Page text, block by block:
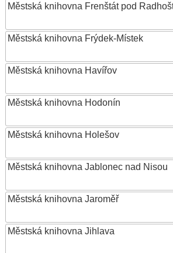
Městská knihovna Frenštát pod
Městská knihovna Frýdek-Místek
Městská knihovna Havířov
Městská knihovna Hodonín
Městská knihovna Holešov
Městská knihovna Jablonec nad Nisou
Městská knihovna Jaroměř
Městská knihovna Jihlava